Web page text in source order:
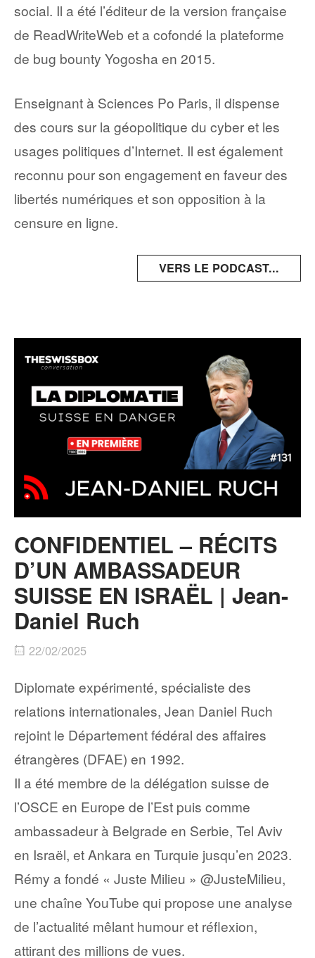
social. Il a été l’éditeur de la version française
de ReadWriteWeb et a cofondé la plateforme
de bug bounty Yogosha en 2015.
Enseignant à Sciences Po Paris, il dispense
des cours sur la géopolitique du cyber et les
usages politiques d’Internet. Il est également
reconnu pour son engagement en faveur des
libertés numériques et son opposition à la
censure en ligne. ​
VERS LE PODCAST...
CONFIDENTIEL – RÉCITS
D’UN AMBASSADEUR
SUISSE EN ISRAËL | Jean-
Daniel Ruch
22/02/2025
Diplomate expérimenté, spécialiste des
relations internationales, Jean Daniel Ruch
rejoint le Département fédéral des affaires
étrangères (DFAE) en 1992.
Il a été membre de la délégation suisse de
l’OSCE en Europe de l’Est puis comme
ambassadeur à Belgrade en Serbie, Tel Aviv
en Israël, et Ankara en Turquie jusqu’en 2023.
Rémy a fondé « Juste Milieu » ‪@JusteMilieu‬,
une chaîne YouTube qui propose une analyse
de l’actualité mêlant humour et réflexion,
attirant des millions de vues.